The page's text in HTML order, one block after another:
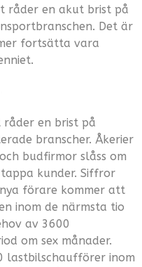
råder en akut brist på
Det är
fortsätta vara
en brist på
branscher. Åkerier
budfirmor slåss om
kunder. Siffror
förare kommer att
inom de närmsta tio
av 3600
om sex månader.
lastbilschaufförer inom